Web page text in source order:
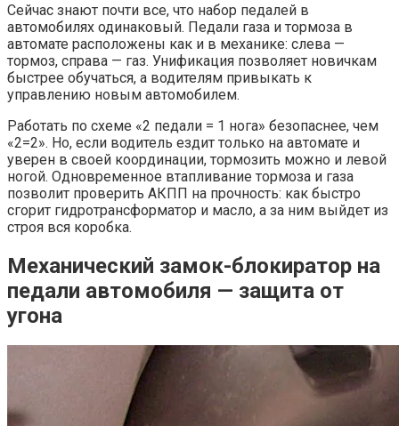
Сейчас знают почти все, что набор педалей в
автомобилях одинаковый. Педали газа и тормоза в
автомате расположены как и в механике: слева —
тормоз, справа — газ. Унификация позволяет новичкам
быстрее обучаться, а водителям привыкать к
управлению новым автомобилем.
Работать по схеме «2 педали = 1 нога» безопаснее, чем
«2=2». Но, если водитель ездит только на автомате и
уверен в своей координации, тормозить можно и левой
ногой. Одновременное втапливание тормоза и газа
позволит проверить АКПП на прочность: как быстро
сгорит гидротрансформатор и масло, а за ним выйдет из
строя вся коробка.
Механический замок-блокиратор на
педали автомобиля — защита от
угона